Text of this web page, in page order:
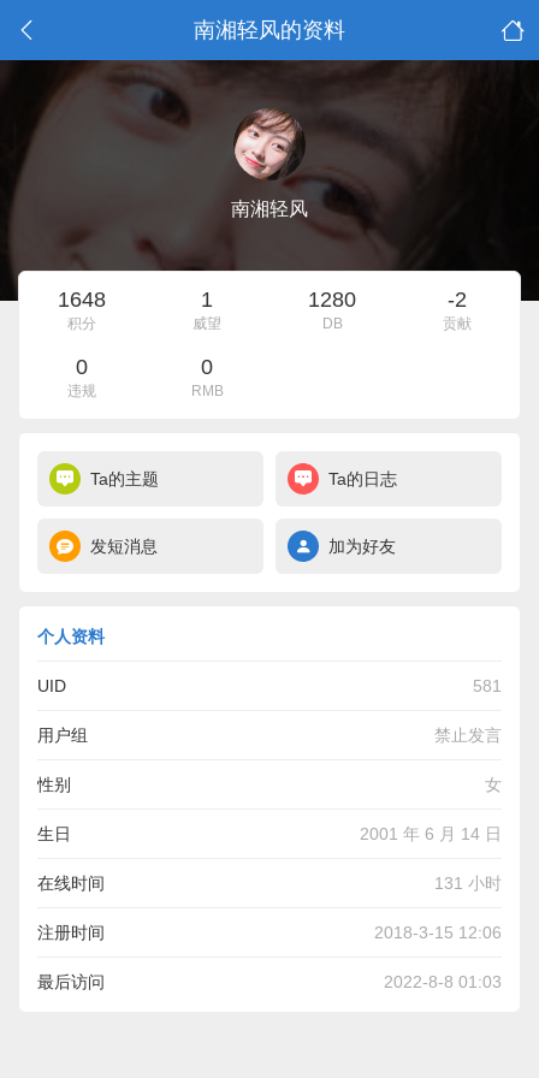
南湘轻风的资料
南湘轻风
1648
积分
1
威望
1280
DB
-2
贡献
0
违规
0
RMB
Ta的主题 Ta的日志
发短消息 加为好友
个人资料
UID 581
用户组 禁止发言
性别 女
生日 2001 年 6 月 14 日
在线时间 131 小时
注册时间 2018-3-15 12:06
最后访问 2022-8-8 01:03